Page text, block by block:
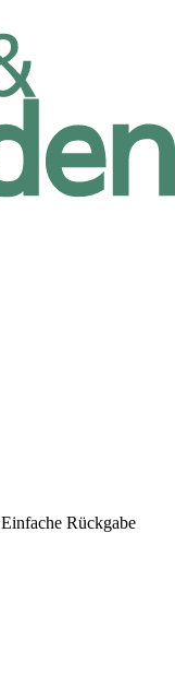
Einfache Rückgabe